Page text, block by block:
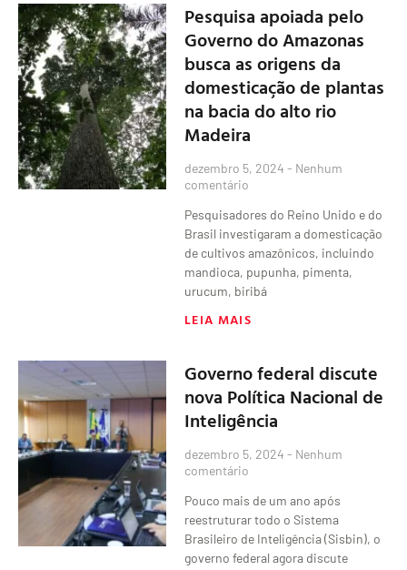
Pesquisa apoiada pelo
Governo do Amazonas
busca as origens da
domesticação de plantas
na bacia do alto rio
Madeira
dezembro 5, 2024 Nenhum
comentário
Pesquisadores do Reino Unido e do
Brasil investigaram a domesticação
de cultivos amazônicos, incluindo
mandioca, pupunha, pimenta,
urucum, biribá
LEIA MAIS
Governo federal discute
nova Política Nacional de
Inteligência
dezembro 5, 2024 Nenhum
comentário
Pouco mais de um ano após
reestruturar todo o Sistema
Brasileiro de Inteligência (Sisbin), o
governo federal agora discute